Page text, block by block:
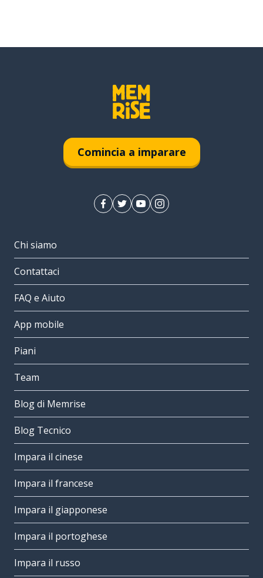
Comincia a imparare
Chi siamo
Contattaci
FAQ e Aiuto
App mobile
Piani
Team
Blog di Memrise
Blog Tecnico
Impara il cinese
Impara il francese
Impara il giapponese
Impara il portoghese
Impara il russo